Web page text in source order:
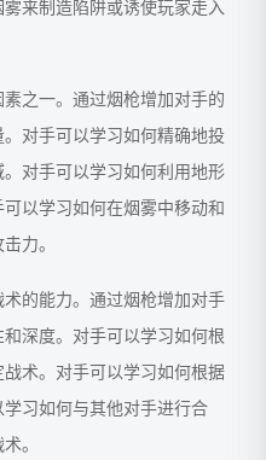
来制造陷阱或诱使玩家走入
之一。通过烟枪增加对手的
对手可以学习如何精确地投
对手可以学习如何利用地形
以学习如何在烟雾中移动和
力。
的能力。通过烟枪增加对手
深度。对手可以学习如何根
术。对手可以学习如何根据
习如何与其他对手进行合
。